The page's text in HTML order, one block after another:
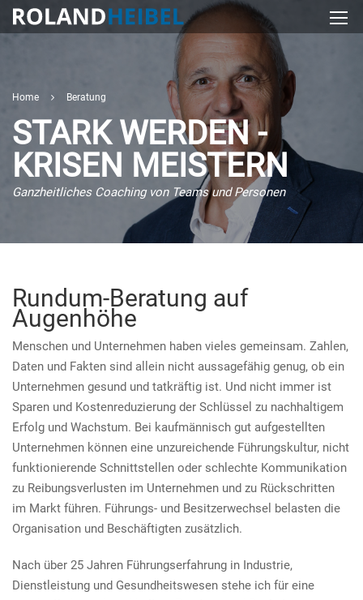
Home Beratung
STARK WERDEN -
KRISEN MEISTERN
Ganzheitliches Coaching von Teams und Personen
Rundum-Beratung auf
Augenhöhe
Menschen und Unternehmen haben vieles gemeinsam. Zahlen,
Daten und Fakten sind allein nicht aussagefähig genug, ob ein
Unternehmen gesund und tatkräftig ist. Und nicht immer ist
Sparen und Kostenreduzierung der Schlüssel zu nachhaltigem
Erfolg und Wachstum. Bei kaufmännisch gut aufgestellten
Unternehmen können eine unzureichende Führungskultur, nicht
funktionierende Schnittstellen oder schlechte Kommunikation
zu Reibungsverlusten im Unternehmen und zu Rückschritten
im Markt führen. Führungs- und Besitzerwechsel belasten die
Organisation und Beschäftigten zusätzlich.
Nach über 25 Jahren Führungserfahrung in Industrie,
Dienstleistung und Gesundheitswesen stehe ich für eine